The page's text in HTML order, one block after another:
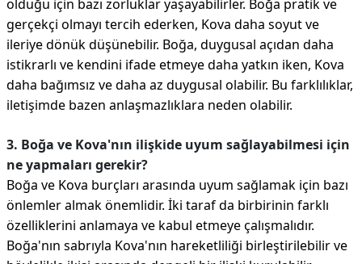
olduğu için bazı zorluklar yaşayabilirler. Boğa pratik ve
gerçekçi olmayı tercih ederken, Kova daha soyut ve
ileriye dönük düşünebilir. Boğa, duygusal açıdan daha
istikrarlı ve kendini ifade etmeye daha yatkın iken, Kova
daha bağımsız ve daha az duygusal olabilir. Bu farklılıklar,
iletişimde bazen anlaşmazlıklara neden olabilir.
3. Boğa ve Kova'nın ilişkide uyum sağlayabilmesi için
ne yapmaları gerekir?
Boğa ve Kova burçları arasında uyum sağlamak için bazı
önlemler almak önemlidir. İki taraf da birbirinin farklı
özelliklerini anlamaya ve kabul etmeye çalışmalıdır.
Boğa'nın sabrıyla Kova'nın hareketliliği birleştirilebilir ve